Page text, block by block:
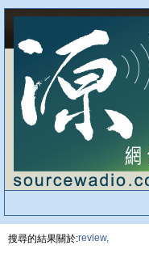
搜尋的結果關於:review,